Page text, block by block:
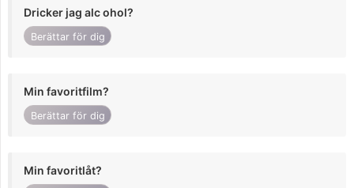
Dricker jag alc ohol?
Berättar för dig
Min favoritfilm?
Berättar för dig
Min favoritlåt?